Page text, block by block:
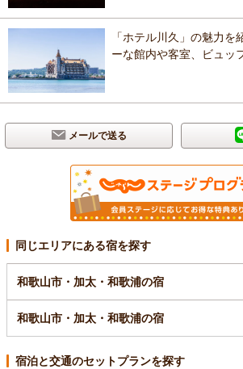
「ホテル川久」の魅力を
ーな館内や客室、ビュッ
メールで送る
同じエリアにある宿を探す
和歌山市・加太・和歌浦の宿
和歌山市・加太・和歌浦の宿
宿泊と交通のセットプランを探す